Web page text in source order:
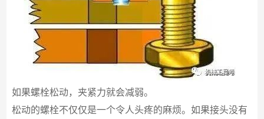
如果螺栓松动，夹紧力就会减弱。
松动的螺栓不仅仅是一个令人头疼的麻烦。如果接头没有